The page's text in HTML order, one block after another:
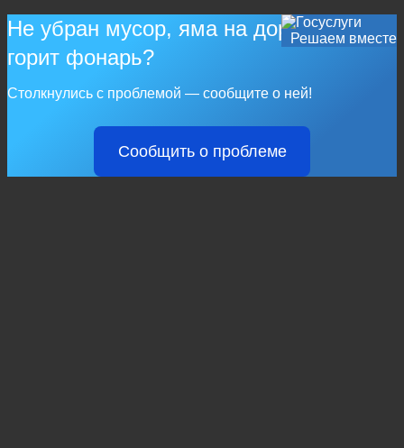
Решаем вместе
Не убран мусор, яма на дороге, не
горит фонарь?
Столкнулись с проблемой — сообщите о ней!
Сообщить о проблеме